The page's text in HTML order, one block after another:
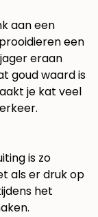
aan een
een
eraan
goud waard is
je kat veel
is zo
als er druk op
het